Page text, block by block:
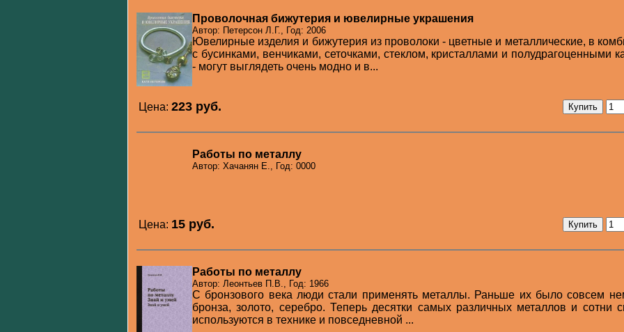
Проволочная бижутерия и ювелирные украшения
Автор: Петерсон Л.Г., Год: 2006
Ювелирные изделия и бижутерия из проволоки - цветные и металлические, в
с бусинками, венчиками, сеточками, стеклом, кристаллами и полудрагоценными
- могут выглядеть очень модно и в...
Цена: 223 pуб.
Работы по металлу
Автор: Хачанян Е., Год: 0000
Цена: 15 pуб.
Работы по металлу
Автор: Леонтьев П.В., Год: 1966
С бронзового века люди стали применять металлы. Раньше их было совсем
бронза, золото, серебро. Теперь десятки самых различных металлов и сотни
используются в технике и повседневной ...